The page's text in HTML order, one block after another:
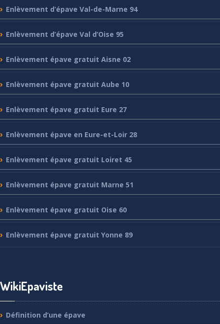
Enlèvement d’épave Val-de-Marne 94
Enlèvement d’épave Val d’Oise 95
Enlèvement épave gratuit Aisne 02
Enlèvement épave gratuit Aube 10
Enlèvement épave gratuit Eure 27
Enlèvement épave en Eure-et-Loir 28
Enlèvement épave gratuit Loiret 45
Enlèvement épave gratuit Marne 51
Enlèvement épave gratuit Oise 60
Enlèvement épave gratuit Yonne 89
WikiEpaviste
Définition d’une épave